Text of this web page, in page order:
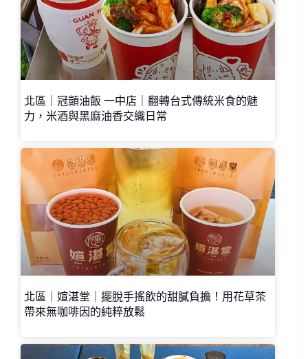
北區｜冠顗油飯 一中店｜翻轉台式傳統米食的魅
力，米酒與黑麻油香交織日常
北區｜媗湛堂｜擺脫手搖飲的甜膩負擔！用花草茶
帶來無咖啡因的純粹放鬆